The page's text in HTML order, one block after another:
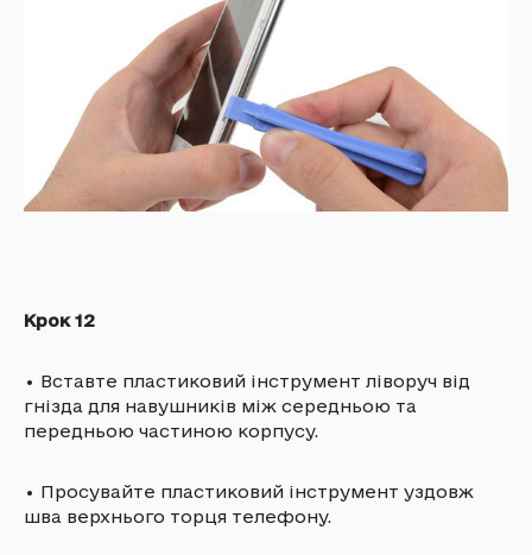
Крок 12
• Вставте пластиковий інструмент ліворуч від
гнізда для навушників між середньою та
передньою частиною корпусу.
• Просувайте пластиковий інструмент уздовж
шва верхнього торця телефону.